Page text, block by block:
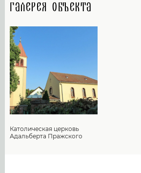
Галерея объекта
Католическая церковь
Адальберта Пражского